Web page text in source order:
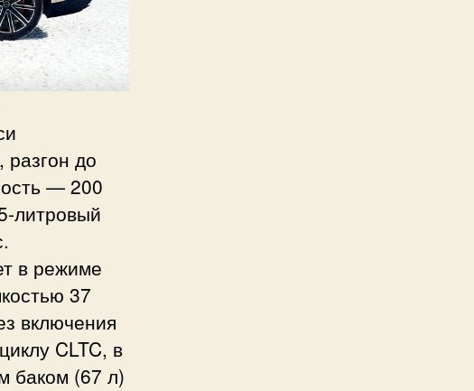
до
— 200
литровый
в режиме
37
включения
CLTC, в
баком (67 л)